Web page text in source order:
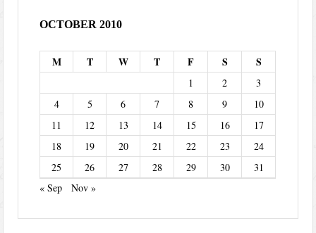
OCTOBER 2010
M T W T F S S
1 2
3
4
5 6 7 8 9
10
11
12 13 14 15 16
17
18
19 20 21 22 23
24
25
26 27 28 29 30
31
« Sep
Nov »